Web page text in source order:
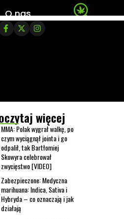
O nas
więcej
MMA: Polak wygrał walkę, po
czym wyciągnął jointa i go
odpalił, tak Bartłomiej
Skowyra celebrował
zwycięstwo [VIDEO]
Zabezpieczone: Medyczna
marihuana: Indica, Sativa i
Hybryda – co oznaczają i jak
działają